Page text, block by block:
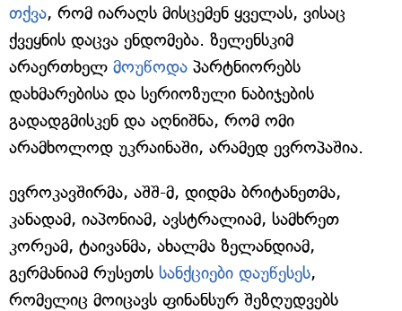
თქვა, რომ იარაღს მისცემენ ყველას, ვისაც
ქვეყნის დაცვა ენდომება. ზელენსკიმ
არაერთხელ მოუწოდა პარტნიორებს
დახმარებისა და სერიოზული ნაბიჯების
გადადგმისკენ და აღნიშნა, რომ ომი
არამხოლოდ უკრაინაში, არამედ ევროპაშია.
ევროკავშირმა, აშშ-მ, დიდმა ბრიტანეთმა,
კანადამ, იაპონიამ, ავსტრალიამ, სამხრეთ
კორეამ, ტაივანმა, ახალმა ზელანდიამ,
გერმანიამ რუსეთს სანქციები დაუწესეს,
რომელიც მოიცავს ფინანსურ შეზღუდვებს